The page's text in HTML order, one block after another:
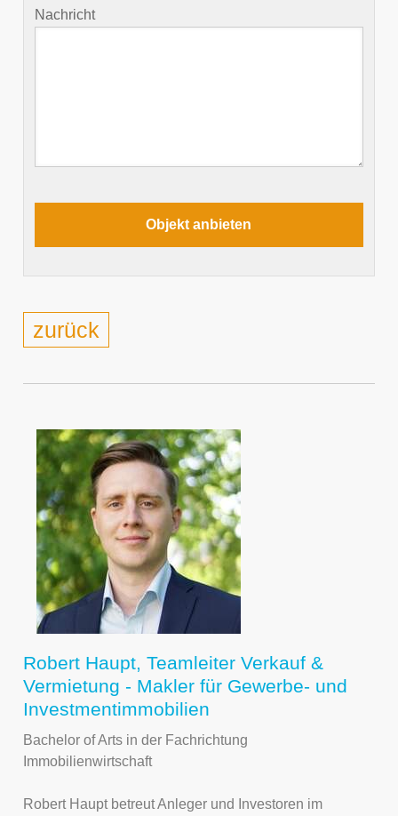
Nachricht
zurück
Robert Haupt, Teamleiter Verkauf &
Vermietung - Makler für Gewerbe- und
Investmentimmobilien
Bachelor of Arts in der Fachrichtung
Immobilienwirtschaft
Robert Haupt betreut Anleger und Investoren im